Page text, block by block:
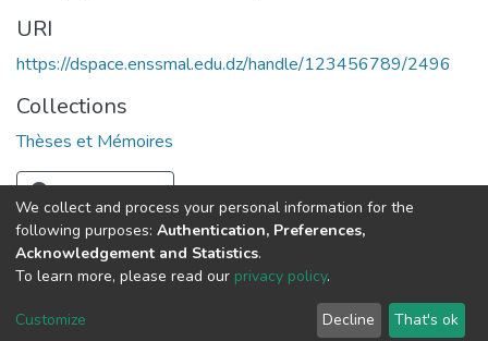
URI
https://dspace.enssmal.edu.dz/handle/123456789/2496
Collections
Thèses et Mémoires
Full item page
© 2025 ENSSMAL – Tous droits réservés.
Dépôt numérique :
dspace@enssmal.edu.dz
We collect and process your personal information for the
following purposes: Authentication, Preferences,
Acknowledgement and Statistics.
To learn more, please read our privacy policy.
Customize Decline That's ok